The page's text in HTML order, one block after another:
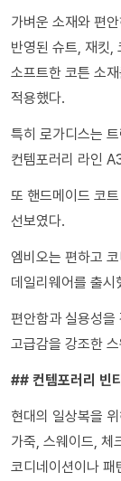
가벼운 소재와 편
반영된 슈트, 재킷,
소프트한 코튼 소
적용했다.
특히 로가디스는
컨템포러리 라인
또 핸드메이드 코
선보였다.
엠비오는 편하고
데일리웨어를 출시
편안함과 실용성을
고급감을 강조한
## 컨템포러리 빈
현대의 일상복을
가죽, 스웨이드, 체
코디네이션이나 패